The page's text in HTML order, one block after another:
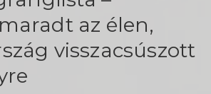
az élen,
visszacsúszott